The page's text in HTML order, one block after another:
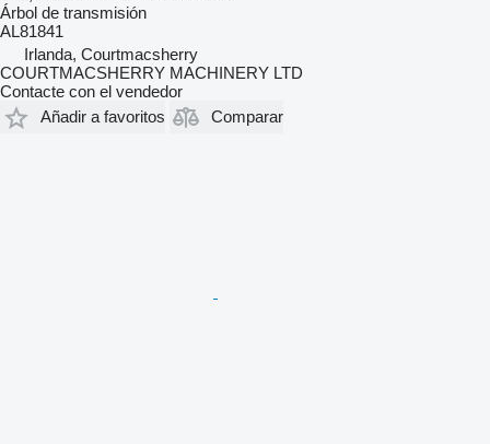
Árbol de transmisión
AL81841
Irlanda, Courtmacsherry
COURTMACSHERRY MACHINERY LTD
Contacte con el vendedor
Añadir a favoritos
Comparar